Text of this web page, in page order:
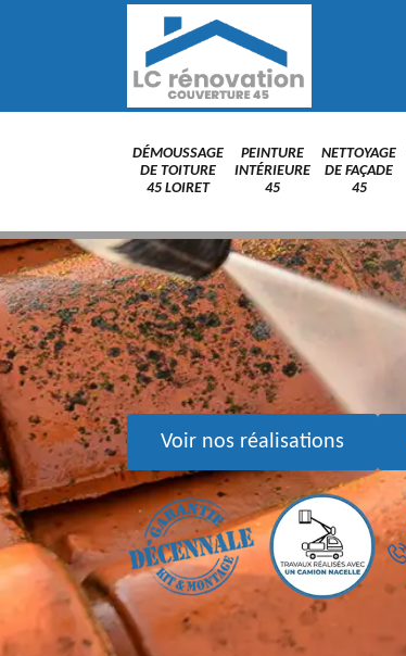
DÉMOUSSAGE
DE TOITURE
45 LOIRET
PEINTURE
INTÉRIEURE
45
NETTOYAGE
DE FAÇADE
45
Voir nos réalisations